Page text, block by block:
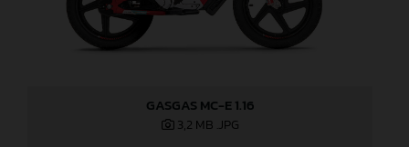
GASGAS MC-E 1.16
3,2 MB .JPG